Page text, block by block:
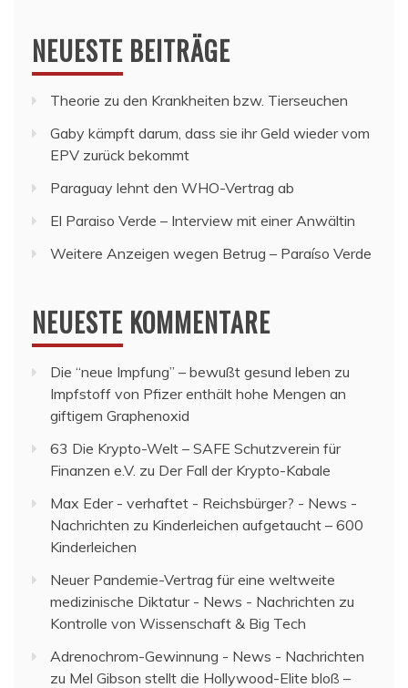
NEUESTE BEITRÄGE
Theorie zu den Krankheiten bzw. Tierseuchen
Gaby kämpft darum, dass sie ihr Geld wieder vom
EPV zurück bekommt
Paraguay lehnt den WHO-Vertrag ab
El Paraiso Verde – Interview mit einer Anwältin
Weitere Anzeigen wegen Betrug – Paraíso Verde
NEUESTE KOMMENTARE
Die “neue Impfung” – bewußt gesund leben zu
Impfstoff von Pfizer enthält hohe Mengen an
giftigem Graphenoxid
63 Die Krypto-Welt – SAFE Schutzverein für
Finanzen e.V. zu Der Fall der Krypto-Kabale
Max Eder - verhaftet - Reichsbürger? - News -
Nachrichten zu Kinderleichen aufgetaucht – 600
Kinderleichen
Neuer Pandemie-Vertrag für eine weltweite
medizinische Diktatur - News - Nachrichten zu
Kontrolle von Wissenschaft & Big Tech
Adrenochrom-Gewinnung - News - Nachrichten
zu Mel Gibson stellt die Hollywood-Elite bloß –